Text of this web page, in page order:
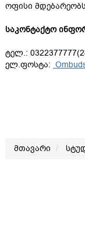
ოფისი მდებარეობს
საკონტაქტო
ტელ.:
ელ.ფოსტა:
მთავარი